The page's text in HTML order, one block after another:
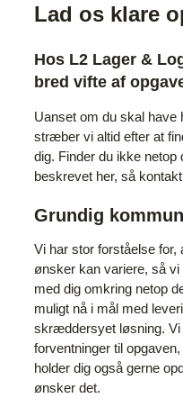
Lad os klare
Hos L2 Lager &
bred vifte af
Uanset om du skal have
stræber vi altid efter at
dig. Finder du ikke
beskrevet her, så
Grundig
Vi har stor forståelse
ønsker kan variere, så vi
med dig omkring netop
muligt nå i mål med
skræddersyet løsning. Vi
forventninger til
holder dig også gerne
ønsker det.